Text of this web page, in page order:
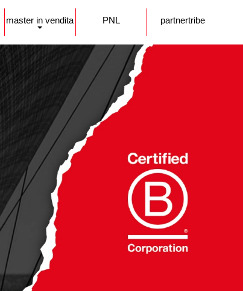
master in vendita PNL partnertribe